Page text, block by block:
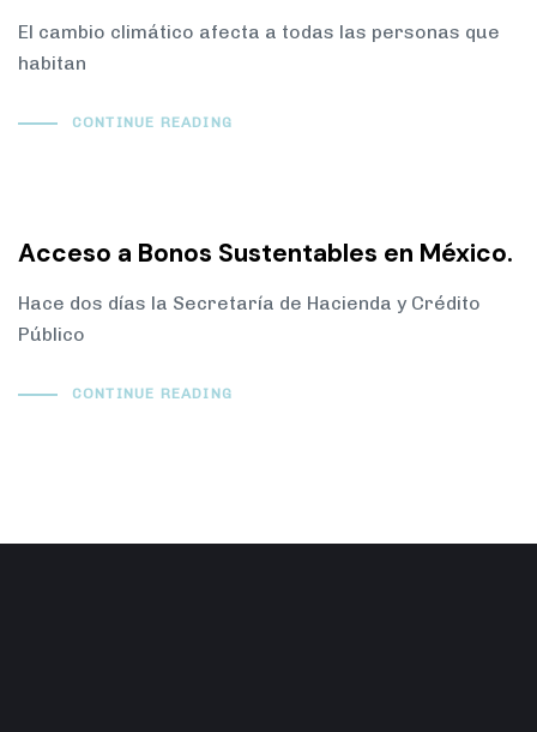
El cambio climático afecta a todas las personas que
habitan
CONTINUE READING
Acceso a Bonos Sustentables en México.
Hace dos días la Secretaría de Hacienda y Crédito
Público
CONTINUE READING